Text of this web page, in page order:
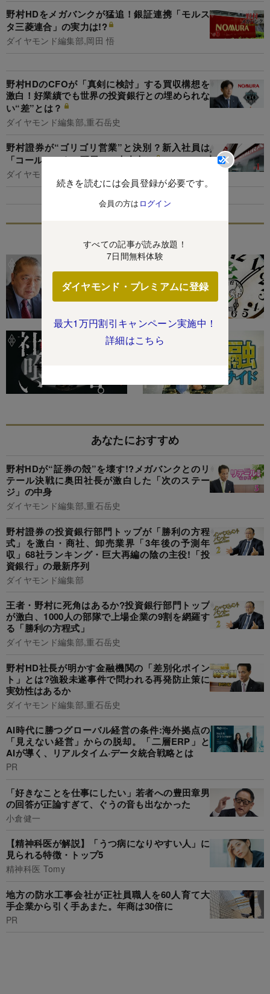
続きを読むには会員登録が必要です。
会員の方は ログイン
すべての記事が読み放題！
7日間無料体験
ダイヤモンド・プレミアムに登録
最大1万円割引キャンペーン実施中！
詳細はこちら
野村HDをメガバンクが猛追！銀証連携「モルス
タ三菱連合」の実力は!?
ダイヤモンド編集部,岡田 悟
野村HDのCFOが「真剣に検討」する買収構想を
激白！好業績でも世界の投資銀行との埋められな
い“差”とは？
ダイヤモンド編集部,重石岳史
野村證券が“ゴリゴリ営業”と決別？新入社員は
「コールセンター配属」で大丈夫か
ダイヤモンド編集部,岡田 悟
特集
あなたにおすすめ
野村HDが“証券の殻”を壊す!?メガバンクとのリ
テール決戦に奥田社長が激白した「次のステー
ジ」の中身
ダイヤモンド編集部,重石岳史
野村證券の投資銀行部門トップが「勝利の方程
式」を激白・商社、卸売業界「3年後の予測年
収」68社ランキング・巨大再編の陰の主役!「投
資銀行」の最新序列
ダイヤモンド編集部
王者・野村に死角はあるか?投資銀行部門トップ
が激白、1000人の部隊で上場企業の9割を網羅す
る「勝利の方程式」
ダイヤモンド編集部,重石岳史
野村HD社長が明かす金融機関の「差別化ポイン
ト」とは?強殺未遂事件で問われる再発防止策に
実効性はあるか
ダイヤモンド編集部,重石岳史
AI時代に勝つグローバル経営の条件:海外拠点の
「見えない経営」からの脱却。「二層ERP」と
AIが導く、リアルタイム·データ統合戦略とは
PR
「好きなことを仕事にしたい」若者への豊田章男
の回答が正論すぎて、ぐうの音も出なかった
小倉健一
【精神科医が解説】「うつ病になりやすい人」に
見られる特徴・トップ5
精神科医 Tomy
地方の防水工事会社が正社員職人を60人育て大
手企業から引く手あまた。年商は30倍に
PR